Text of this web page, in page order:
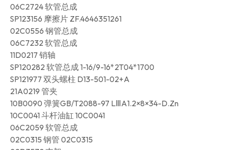
06C2724 软管总成
SP123156 摩擦片 ZF.4646351261
02C0556 钢管总成
06C7232 软管总成
11D0217 销轴
SP120282 软管总成 1-16/9-16*2T04*1700
SP121977 双头螺柱 D13-501-02+A
21A0219 管夹
10B0090 弹簧GB/T2088-97 LⅢA1.2×8×34-D.Zn
10C0041 斗杆油缸 10C0041
06C2059 软管总成
02C0315 钢管 02C0315